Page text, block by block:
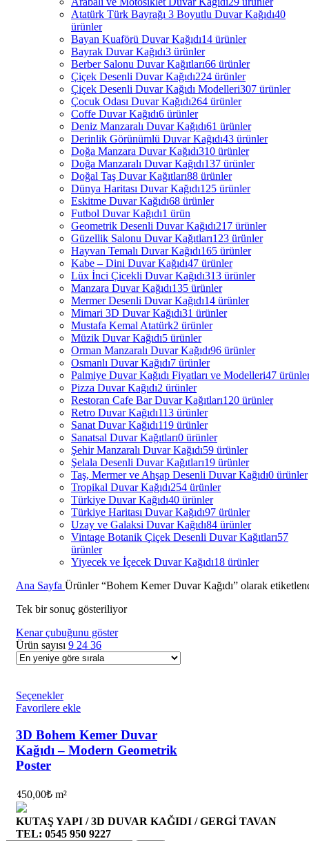
Atatürk Türk Bayrağı 3 Boyutlu Duvar Kağıdı40
ürünler
Bayan Kuaförü Duvar Kağıdı14 ürünler
Bayrak Duvar Kağıdı3 ürünler
Berber Salonu Duvar Kağıtları66 ürünler
Çiçek Desenli Duvar Kağıdı224 ürünler
Çiçek Desenli Duvar Kağıdı Modelleri307 ürünler
Çocuk Odası Duvar Kağıdı264 ürünler
Coffe Duvar Kağıdı6 ürünler
Deniz Manzaralı Duvar Kağıdı61 ürünler
Derinlik Görünümlü Duvar Kağıdı43 ürünler
Doğa Manzara Duvar Kağıdı310 ürünler
Doğa Manzaralı Duvar Kağıdı137 ürünler
Doğal Taş Duvar Kağıtları88 ürünler
Dünya Haritası Duvar Kağıdı125 ürünler
Eskitme Duvar Kağıdı68 ürünler
Futbol Duvar Kağıdı1 ürün
Geometrik Desenli Duvar Kağıdı217 ürünler
Güzellik Salonu Duvar Kağıtları123 ürünler
Hayvan Temalı Duvar Kağıdı165 ürünler
Kabe – Dini Duvar Kağıdı47 ürünler
Lüx İnci Çicekli Duvar Kağıdı313 ürünler
Manzara Duvar Kağıdı135 ürünler
Mermer Desenli Duvar Kağıdı14 ürünler
Mimari 3D Duvar Kağıdı31 ürünler
Mustafa Kemal Atatürk2 ürünler
Müzik Duvar Kağıdı5 ürünler
Orman Manzaralı Duvar Kağıdı96 ürünler
Osmanlı Duvar Kağıdı7 ürünler
Palmiye Duvar Kağıdı Fiyatları ve Modelleri47
Pizza Duvar Kağıdı2 ürünler
Restoran Cafe Bar Duvar Kağıtları120 ürünler
Retro Duvar Kağıdı113 ürünler
Sanat Duvar Kağıdı119 ürünler
Sanatsal Duvar Kağıtları0 ürünler
Şehir Manzaralı Duvar Kağıdı59 ürünler
Şelala Desenli Duvar Kağıtları19 ürünler
Taş, Mermer ve Ahşap Desenli Duvar Kağıdı0 ürünler
Tropikal Duvar Kağıdı254 ürünler
Türkiye Duvar Kağıdı40 ürünler
Türkiye Haritası Duvar Kağıdı97 ürünler
Uzay ve Galaksi Duvar Kağıdı84 ürünler
Vintage Botanik Çiçek Desenli Duvar Kağıtları57
ürünler
Yiyecek ve İçecek Duvar Kağıdı18 ürünler
Ana Sayfa Ürünler “Bohem Kemer Duvar Kağıdı” olarak
Tek bir sonuç gösteriliyor
Kenar çubuğunu göster
Ürün sayısı 9 24 36
Seçenekler
Favorilere ekle
3D Bohem Kemer Duvar
Kağıdı – Modern Geometrik
Poster
450,00₺ m²
KUTAŞ YAPI / 3D DUVAR KAĞIDI / GERGİ TAVAN
TEL: 0545 950 9227